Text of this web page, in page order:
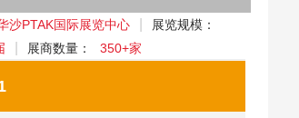
沙PTAK国际展览中心
展览规模：
展商数量： 350+家